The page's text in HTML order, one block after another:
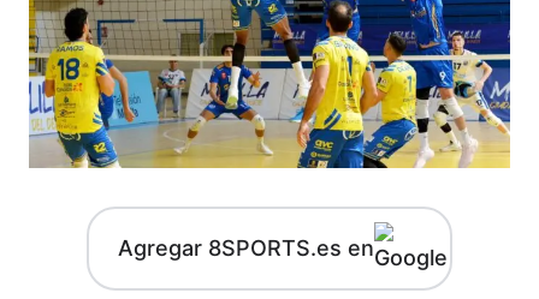
Agregar 8SPORTS.es en